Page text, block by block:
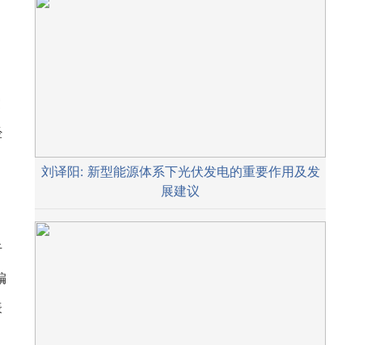
刘译阳: 新型能源体系下光伏发电的重要作用及发
展建议